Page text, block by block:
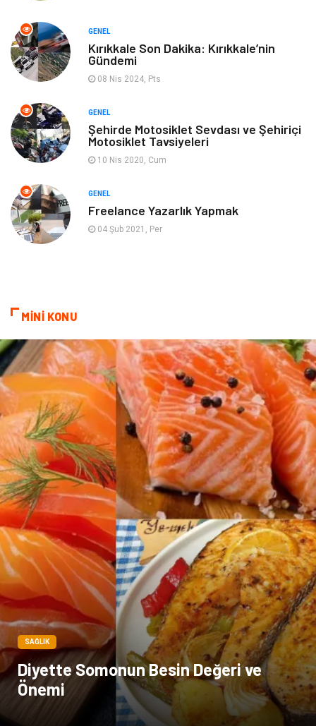
GENEL
Kırıkkale Son Dakika: Kırıkkale’nin
Gündemi
08 Nis 2024, Pts
GENEL
Şehirde Motosiklet Sevdası ve Şehiriçi
Motosiklet Tavsiyeleri
10 Nis 2020, Cum
GENEL
Freelance Yazarlık Yapmak
04 Şub 2021, Per
MİNİ KONU
SAĞLIK
Diyette Somonun Besin Değeri ve
Önemi